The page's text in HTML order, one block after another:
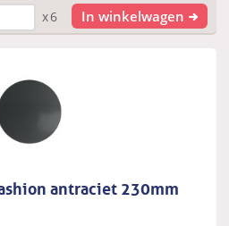
x6 In winkelwagen
antraciet 230mm